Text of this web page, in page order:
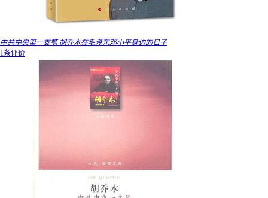
中共中央第一支笔 胡乔木在毛泽东邓小平身边的日子
1条评价